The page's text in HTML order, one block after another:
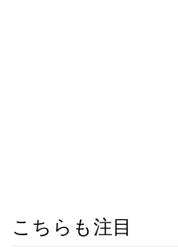
こちらも注目